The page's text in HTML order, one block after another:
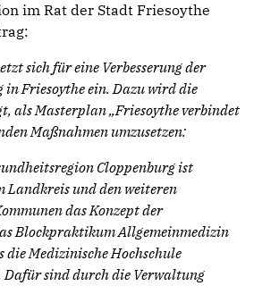
im Rat der Stadt Friesoythe
sich für eine Verbesserung der
Friesoythe ein. Dazu wird die
als Masterplan „Friesoythe verbindet
Maßnahmen umzusetzen:
Cloppenburg ist
Landkreis und den weiteren
das Konzept der
Blockpraktikum Allgemeinmedizin
die Medizinische Hochschule
sind durch die Verwaltung